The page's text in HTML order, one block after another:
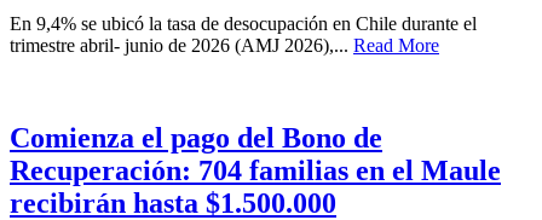
En 9,4% se ubicó la tasa de desocupación en Chile durante el
trimestre abril- junio de 2026 (AMJ 2026),... Read More
Comienza el pago del Bono de
Recuperación: 704 familias en el Maule
recibirán hasta $1.500.000